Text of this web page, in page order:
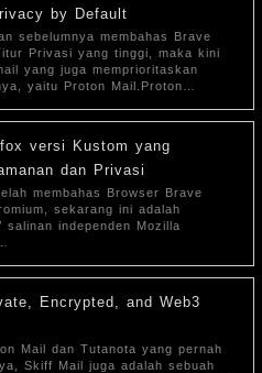
by Default
sebelumnya membahas Brave
Privasi yang tinggi, maka kini
yang juga memprioritaskan
yaitu Proton Mail.Proton…
versi Kustom yang
dan Privasi
membahas Browser Brave
sekarang ini adalah
independen Mozilla
Encrypted, and Web3
Mail dan Tutanota yang pernah
Skiff Mail juga adalah sebuah